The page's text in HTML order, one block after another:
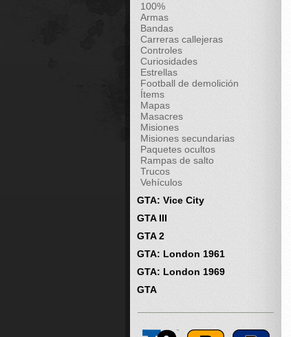
100%
Armas
Bandas
Carreras callejeras
Controles
Curiosidades
Estrellas
Football de demolición
Ítems
Mapas
Masacres
Misiones
Misiones secundarias
Paquetes ocultos
Rampas de salto
Trucos
Vehículos
GTA: Vice City
GTA III
GTA 2
GTA: London 1961
GTA: London 1969
GTA